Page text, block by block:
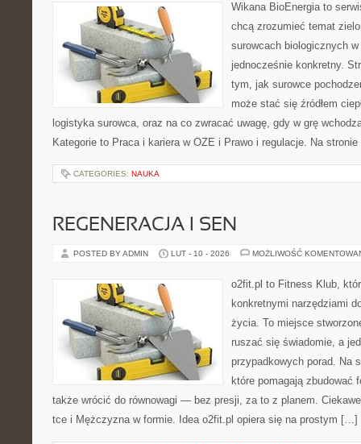
Wikana BioEnergia to
chcą zrozumieć temat
surowcach biologicznych
jednocześnie konkretny.
tym, jak surowce
może stać się źródłem
logistyka surowca, oraz na co zwracać uwagę, gdy w grę
Kategorie to Praca i kariera w OZE i Prawo i regulacje. Na
CATEGORIES: NAUKA
REGENERACJA I SEN
POSTED BY ADMIN LUT - 10 - 2026 MOŻLIWOŚĆ
o2fit.pl to Fitness Klub,
konkretnymi narzędziami
życia. To miejsce
ruszać się świadomie, a
przypadkowych porad. Na
które pomagają zbudować
także wrócić do równowagi — bez presji, za to z planem.
tce i Mężczyzna w formie. Idea o2fit.pl opiera się na prostym […]